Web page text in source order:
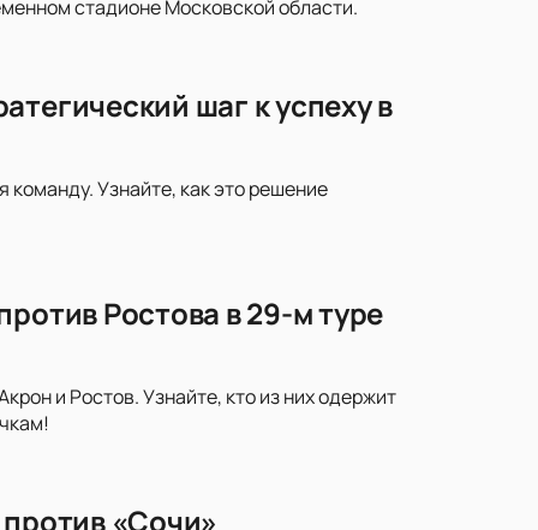
стадионе Московской области.
шаг к успеху в
Узнайте, как это решение
Ростова в 29-м туре
и Ростов. Узнайте, кто из них одержит
«Сочи»